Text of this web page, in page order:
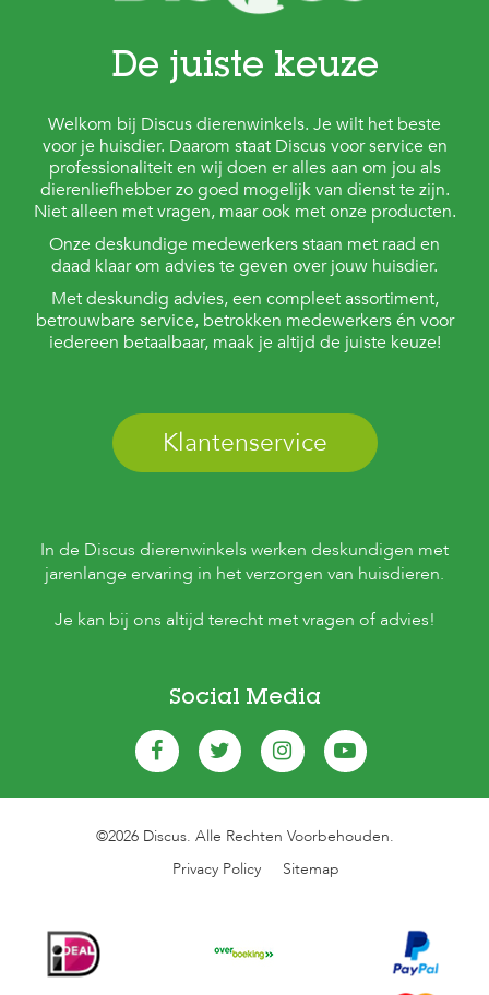
De juiste keuze
Welkom bij Discus dierenwinkels. Je wilt het beste
voor je huisdier. Daarom staat Discus voor service en
professionaliteit en wij doen er alles aan om jou als
dierenliefhebber zo goed mogelijk van dienst te zijn.
Niet alleen met vragen, maar ook met onze producten.
Onze deskundige medewerkers staan met raad en
daad klaar om advies te geven over jouw huisdier.
Met deskundig advies, een compleet assortiment,
betrouwbare service, betrokken medewerkers én voor
iedereen betaalbaar, maak je altijd de juiste keuze!
Klantenservice
In de Discus dierenwinkels werken deskundigen met
jarenlange ervaring in het verzorgen van huisdieren.
Je kan bij ons altijd terecht met vragen of advies!
Social Media
©2026 Discus. Alle Rechten Voorbehouden.
Privacy Policy
Sitemap